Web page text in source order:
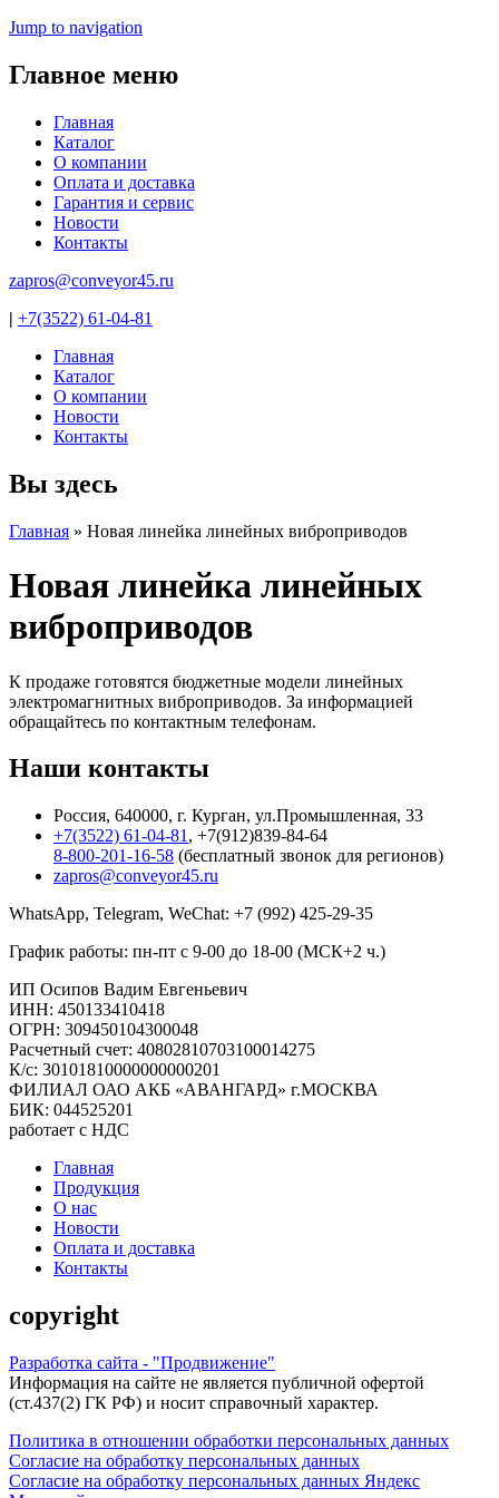
Jump to navigation
Главное меню
Главная
Каталог
О компании
Оплата и доставка
Гарантия и сервис
Новости
Контакты
zapros@conveyor45.ru
| +7(3522) 61-04-81
Главная
Каталог
О компании
Новости
Контакты
Вы здесь
Главная » Новая линейка линейных виброприводов
Новая линейка линейных
виброприводов
К продаже готовятся бюджетные модели линейных
электромагнитных виброприводов. За информацией
обращайтесь по контактным телефонам.
Наши контакты
Россия, 640000, г. Курган, ул.Промышленная, 33
+7(3522) 61-04-81 , +7(912)839-84-64
8-800-201-16-58 (бесплатный звонок для регионов)
zapros@conveyor45.ru
WhatsApp, Telegram, WeChat: +7 (992) 425-29-35
График работы: пн-пт с 9-00 до 18-00 (МСК+2 ч.)
ИП Осипов Вадим Евгеньевич
ИНН: 450133410418
ОГРН: 309450104300048
Расчетный счет: 40802810703100014275
К/с: 30101810000000000201
ФИЛИАЛ ОАО АКБ «АВАНГАРД» г.МОСКВА
БИК: 044525201
работает с НДС
Главная
Продукция
О нас
Новости
Оплата и доставка
Контакты
copyright
Разработка сайта - "Продвижение"
Информация на сайте не является публичной офертой
(ст.437(2) ГК РФ) и носит справочный характер.
Политика в отношении обработки персональных данных
Согласие на обработку персональных данных
Согласие на обработку персональных данных Яндекс